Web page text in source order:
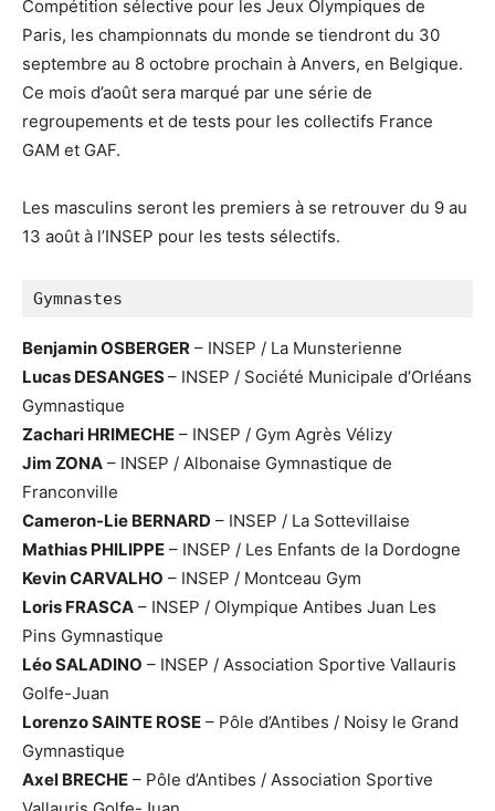
Compétition sélective pour les Jeux Olympiques de
Paris, les championnats du monde se tiendront du 30
septembre au 8 octobre prochain à Anvers, en Belgique.
Ce mois d’août sera marqué par une série de
regroupements et de tests pour les collectifs France
GAM et GAF.
Les masculins seront les premiers à se retrouver du 9 au
13 août à l’INSEP pour les tests sélectifs.
Gymnastes
Benjamin OSBERGER – INSEP / La Munsterienne
Lucas DESANGES– INSEP / Société Municipale d’Orléans
Gymnastique
Zachari HRIMECHE – INSEP / Gym Agrès Vélizy
Jim ZONA – INSEP / Albonaise Gymnastique de
Franconville
Cameron-Lie BERNARD – INSEP / La Sottevillaise
Mathias PHILIPPE – INSEP / Les Enfants de la Dordogne
Kevin CARVALHO – INSEP / Montceau Gym
Loris FRASCA – INSEP / Olympique Antibes Juan Les
Pins Gymnastique
Léo SALADINO – INSEP / Association Sportive Vallauris
Golfe-Juan
Lorenzo SAINTE ROSE – Pôle d’Antibes / Noisy le Grand
Gymnastique
Axel BRECHE – Pôle d’Antibes / Association Sportive